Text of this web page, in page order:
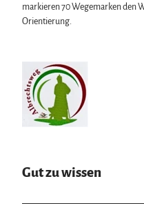
markieren 70 Wegemarken den
Orientierung.
Gut zu wissen